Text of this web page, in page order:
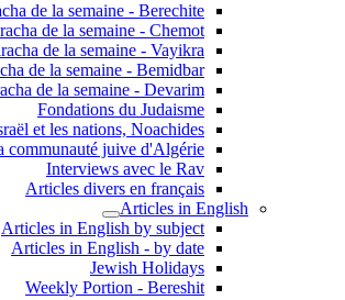
de la semaine - Berechite
de la semaine - Chemot
de la semaine - Vayikra
de la semaine - Bemidbar
de la semaine - Devarim
Fondations du Judaisme
et les nations, Noachides
communauté juive d'Algérie
Interviews avec le Rav
Articles divers en français
Articles in English
Articles in English by subject
Articles in English - by date
Jewish Holidays
Weekly Portion - Bereshit